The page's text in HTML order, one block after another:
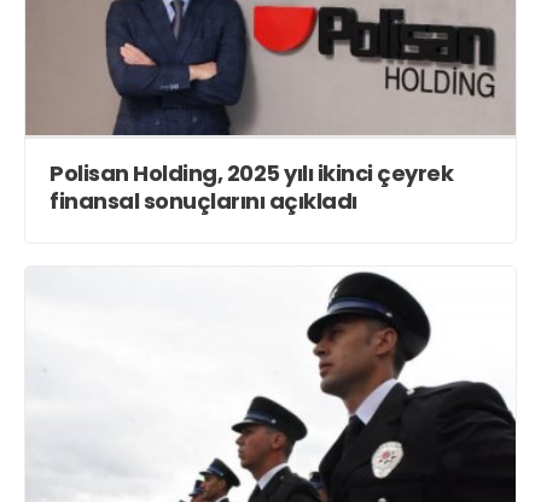
Polisan Holding, 2025 yılı ikinci çeyrek
finansal sonuçlarını açıkladı